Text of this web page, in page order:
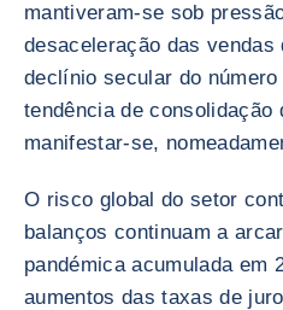
mantiveram-se sob
desaceleração das
declínio secular do
tendência de consolidação
manifestar-se,
O risco global do setor
balanços continuam a
pandémica acumulada em
aumentos das taxas de